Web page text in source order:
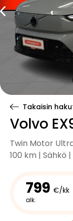
Takaisin
Volvo
Twin Motor
100 km | Sähkö
799 €/kk
alk.